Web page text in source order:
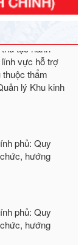
tục hành
vực hỗ trợ
thuộc thẩm
lý Khu kinh
phủ: Quy
hướng
phủ: Quy
hướng